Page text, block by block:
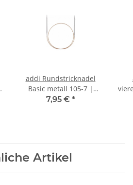
addi Rundstricknadel
Basic metall 105-7 |
40cm | 3,5 mm
7,95 € *
Artikel